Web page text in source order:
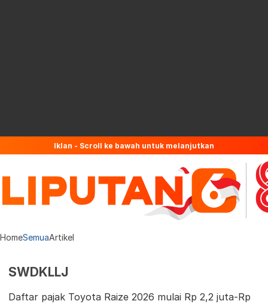
Iklan - Scroll ke bawah untuk melanjutkan
HomeSemuaArtikel
SWDKLLJ
Daftar pajak Toyota Raize 2026 mulai Rp 2,2 juta-Rp